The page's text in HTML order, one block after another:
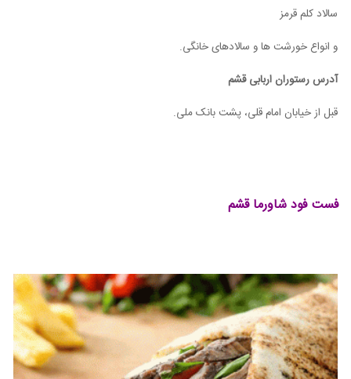
سالاد کلم قرمز
و انواع خورشت ها و سالادهای خانگی.
آدرس رستوران اربابی قشم
قبل از خیابان امام قلی، پشت بانک ملی.
فست فود شاورما قشم